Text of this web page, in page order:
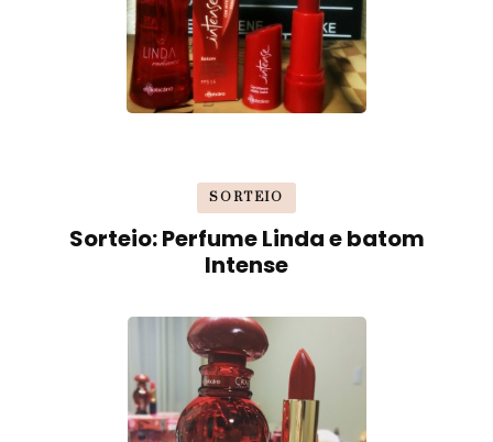
SORTEIO
Sorteio: Perfume Linda e batom
Intense